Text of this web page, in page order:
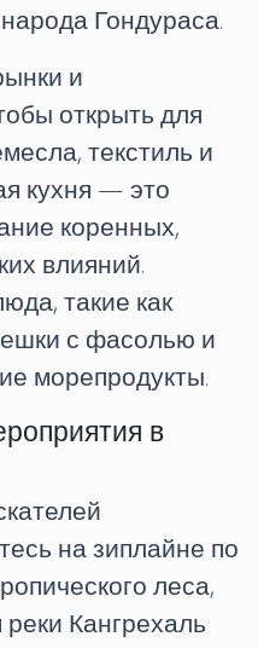
Гондураса.
и
открыть для
текстиль и
кухня — это
коренных,
влияний.
такие как
с фасолью и
морепродукты.
в
на зиплайне по
леса,
реки Кангрехаль